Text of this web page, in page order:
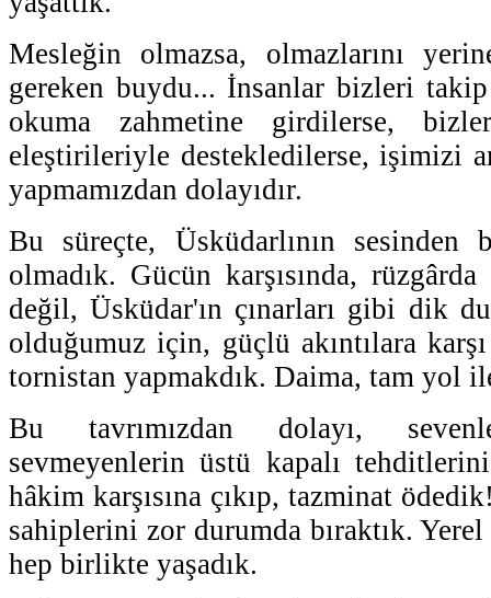
Mesleğin olmazsa, olmazlarını
gereken buydu... İnsanlar bizleri takip
okuma zahmetine girdilerse,
eleştirileriyle destekledilerse, işimizi
yapmamızdan dolayıdır.
Bu süreçte, Üsküdarlının sesinden
olmadık. Gücün karşısında,
değil, Üsküdar'ın çınarları gibi dik
olduğumuz için, güçlü akıntılara
tornistan yapmakdık. Daima, tam yol
Bu tavrımızdan dolayı,
sevmeyenlerin üstü kapalı
hâkim karşısına çıkıp, tazminat
sahiplerini zor durumda bıraktık. Yerel
hep birlikte yaşadık.